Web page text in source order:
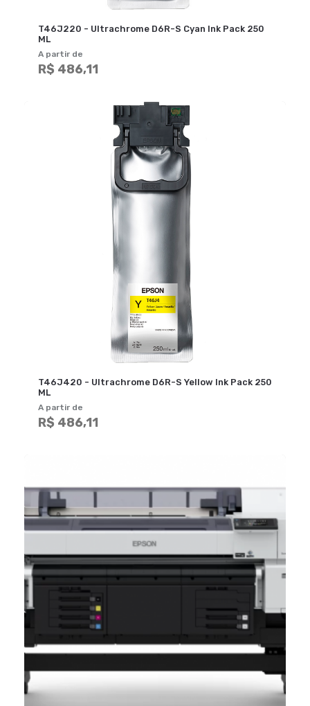
T46J220 - Ultrachrome D6R-S Cyan Ink Pack 250
ML
A partir de
R$ 486,11
T46J420 - Ultrachrome D6R-S Yellow Ink Pack 250
ML
A partir de
R$ 486,11